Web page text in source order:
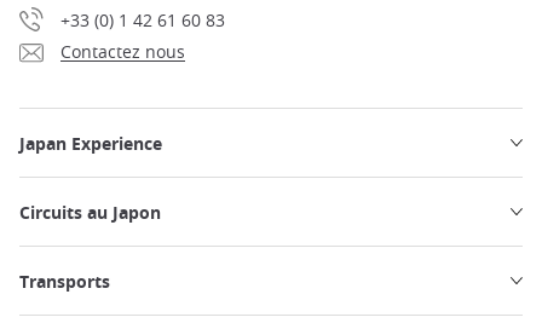
+33 (0) 1 42 61 60 83
Contactez nous
Japan Experience
Circuits au Japon
Transports